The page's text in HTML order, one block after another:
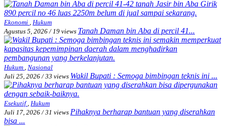
Ekonomi , Hukum
Agustus 5, 2026 / 19 views Tanah Daman bin Aba di percil 41...
Hukum , Nasional
Juli 25, 2026 / 33 views Wakil Bupati : Semoga bimbingan teknis ini ...
Esekutif , Hukum
Juli 17, 2026 / 31 views Pihaknya berharap bantuan yang diserahkan
bisa ...